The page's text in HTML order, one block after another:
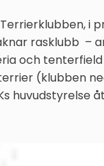
i
rasklubb –
och
(klubben